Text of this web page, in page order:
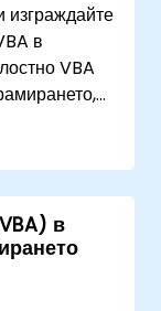
изграждайте
в
VBA
на
в
—
да
в